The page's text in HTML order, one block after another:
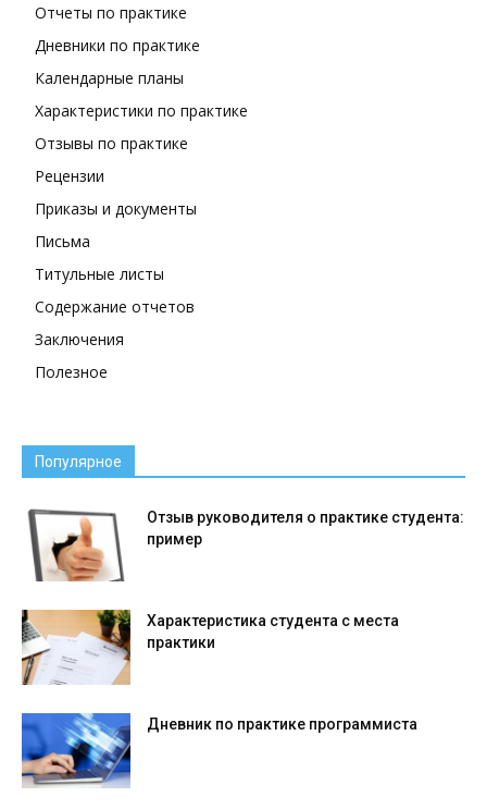
Отчеты по практике
Дневники по практике
Календарные планы
Характеристики по практике
Отзывы по практике
Рецензии
Приказы и документы
Письма
Титульные листы
Содержание отчетов
Заключения
Полезное
Популярное
Отзыв руководителя о практике студента:
пример
Характеристика студента с места
практики
Дневник по практике программиста